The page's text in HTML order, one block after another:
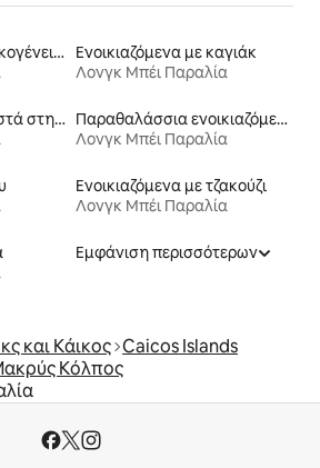
Ενοικιαζόμενα για οικογένειες
Ενοικιαζόμενα με καγιάκ
Λονγκ Μπέι Παραλία
Ενοικιαζόμενα μπροστά στη θάλασσα
Παραθαλάσσια ενοικιαζόμενα
Λονγκ Μπέι Παραλία
Ενοικιαζόμενα με τζακούζι
Λονγκ Μπέι Παραλία
Εμφάνιση περισσότερων
και Κάικος Caicos Islands
Κόλπος